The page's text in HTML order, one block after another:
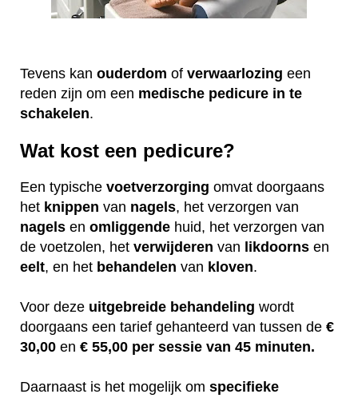
Tevens kan ouderdom of verwaarlozing een
reden zijn om een medische pedicure in te
schakelen.
Wat kost een pedicure?
Een typische voetverzorging omvat doorgaans
het knippen van nagels, het verzorgen van
nagels en omliggende huid, het verzorgen van
de voetzolen, het verwijderen van likdoorns en
eelt, en het behandelen van kloven.
Voor deze uitgebreide behandeling wordt
doorgaans een tarief gehanteerd van tussen de €
30,00 en € 55,00 per sessie van 45 minuten.
Daarnaast is het mogelijk om specifieke